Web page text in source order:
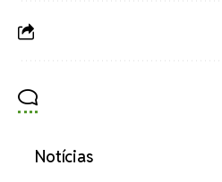
Notícias